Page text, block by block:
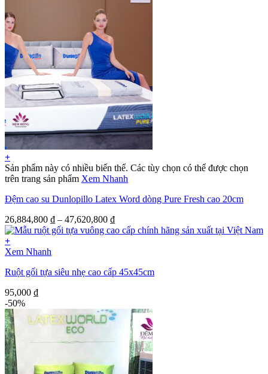
+
Sản phẩm này có nhiều biến thể. Các tùy chọn có thể được chọn
trên trang sản phẩm Xem Nhanh
Đệm cao su Dunlopillo Latex Word dòng Pure Fresh cao 20cm
26,884,800 ₫ – 47,620,800 ₫
+
Xem Nhanh
Ruột gối tựa siêu nhẹ cao cấp 45x45cm
95,000 ₫
-50%